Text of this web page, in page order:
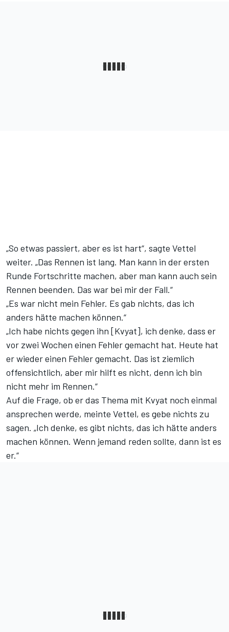
„So etwas passiert, aber es ist hart“, sagte Vettel
weiter. „Das Rennen ist lang. Man kann in der ersten
Runde Fortschritte machen, aber man kann auch sein
Rennen beenden. Das war bei mir der Fall.“
„Es war nicht mein Fehler. Es gab nichts, das ich
anders hätte machen können.“
„Ich habe nichts gegen ihn [Kvyat], ich denke, dass er
vor zwei Wochen einen Fehler gemacht hat. Heute hat
er wieder einen Fehler gemacht. Das ist ziemlich
offensichtlich, aber mir hilft es nicht, denn ich bin
nicht mehr im Rennen.“
Auf die Frage, ob er das Thema mit Kvyat noch einmal
ansprechen werde, meinte Vettel, es gebe nichts zu
sagen. „Ich denke, es gibt nichts, das ich hätte anders
machen können. Wenn jemand reden sollte, dann ist es
er.“